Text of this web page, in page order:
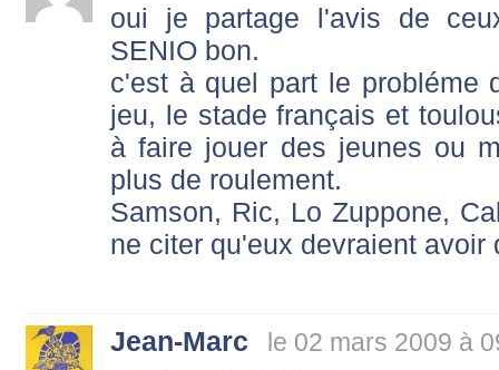
oui je partage l'avis de
SENIO bon.
c'est à quel part le probléme
jeu, le stade français et
à faire jouer des jeunes ou
plus de roulement.
Samson, Ric, Lo Zuppone,
ne citer qu'eux devraient
Jean-Marc le 02 mars 2009 à